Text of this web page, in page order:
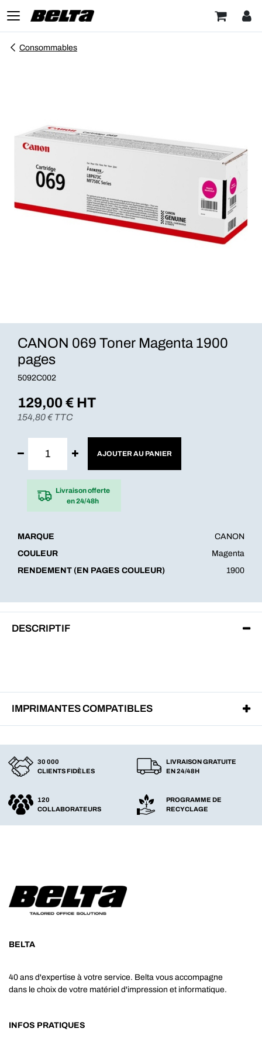
Consommables
CANON 069 Toner Magenta 1900
pages
5092C002
129,00€ HT
154,80€ TTC
AJOUTER AU PANIER
Livraison offerte
en 24/48h
MARQUE
CANON
COULEUR
Magenta
RENDEMENT (EN PAGES COULEUR)
1900
DESCRIPTIF
IMPRIMANTES COMPATIBLES
30 000
CLIENTS FIDÈLES
LIVRAISON GRATUITE
EN 24/48H
120
COLLABORATEURS
PROGRAMME DE
RECYCLAGE
BELTA
40 ans d'expertise à votre service. Belta vous accompagne
dans le choix de votre matériel d'impression et informatique.
INFOS PRATIQUES